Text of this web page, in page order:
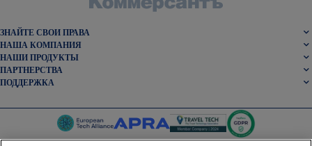
ЗНАЙТЕ СВОИ ПРАВА
НАША КОМПАНИЯ
НАШИ ПРОДУКТЫ
ПАРТНЕРСТВА
ПОДДЕРЖКА